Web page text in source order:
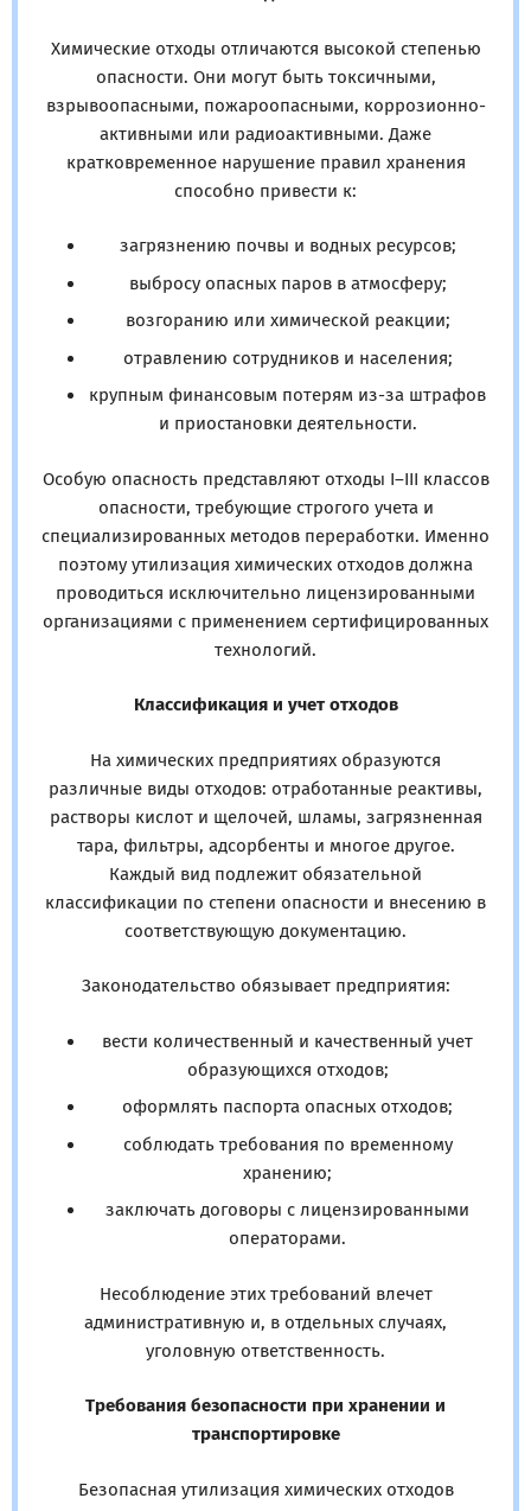
Химические отходы отличаются высокой степенью
опасности. Они могут быть токсичными,
взрывоопасными, пожароопасными, коррозионно-
активными или радиоактивными. Даже
кратковременное нарушение правил хранения
способно привести к:
загрязнению почвы и водных ресурсов;
выбросу опасных паров в атмосферу;
возгоранию или химической реакции;
отравлению сотрудников и населения;
крупным финансовым потерям из-за штрафов
и приостановки деятельности.
Особую опасность представляют отходы I–III классов
опасности, требующие строгого учета и
специализированных методов переработки. Именно
поэтому утилизация химических отходов должна
проводиться исключительно лицензированными
организациями с применением сертифицированных
технологий.
Классификация и учет отходов
На химических предприятиях образуются
различные виды отходов: отработанные реактивы,
растворы кислот и щелочей, шламы, загрязненная
тара, фильтры, адсорбенты и многое другое.
Каждый вид подлежит обязательной
классификации по степени опасности и внесению в
соответствующую документацию.
Законодательство обязывает предприятия:
вести количественный и качественный учет
образующихся отходов;
оформлять паспорта опасных отходов;
соблюдать требования по временному
хранению;
заключать договоры с лицензированными
операторами.
Несоблюдение этих требований влечет
административную и, в отдельных случаях,
уголовную ответственность.
Требования безопасности при хранении и
транспортировке
Безопасная утилизация химических отходов